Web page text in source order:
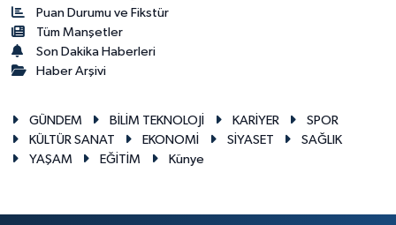
Puan Durumu ve Fikstür
Tüm Manşetler
Son Dakika Haberleri
Haber Arşivi
GÜNDEM BİLİM TEKNOLOJİ KARİYER
SPOR
KÜLTÜR SANAT
EKONOMİ SİYASET
SAĞLIK
YAŞAM
EĞİTİM Künye